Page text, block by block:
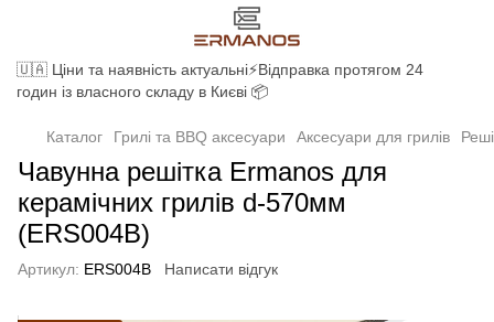
🇺🇦 Ціни та наявність актуальні⚡Відправка протягом 24
годин із власного складу в Києві 📦
Каталог Грилі та BBQ аксесуари Аксесуари для грилів
Чавунна решітка Ermanos для
керамічних грилів d-570мм
(ERS004B)
Артикул: ERS004B Написати відгук